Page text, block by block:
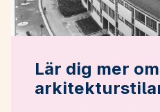
Lär dig mer